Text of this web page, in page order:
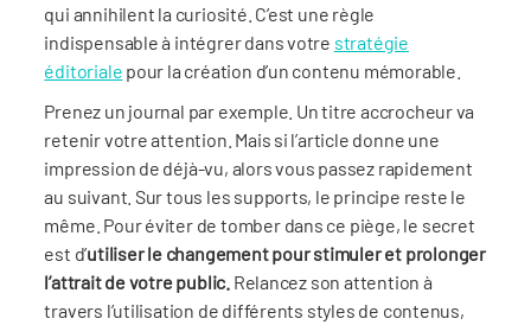
qui annihilent la curiosité. C’est une règle
indispensable à intégrer dans votre stratégie
éditoriale pour la création d’un contenu mémorable.
Prenez un journal par exemple. Un titre accrocheur va
retenir votre attention. Mais si l’article donne une
impression de déjà-vu, alors vous passez rapidement
au suivant. Sur tous les supports, le principe reste le
même. Pour éviter de tomber dans ce piège, le secret
est d’utiliser le changementpour stimuler et prolonger
l’attrait de votre public.Relancez son attention à
travers l’utilisation de différents styles de contenus,